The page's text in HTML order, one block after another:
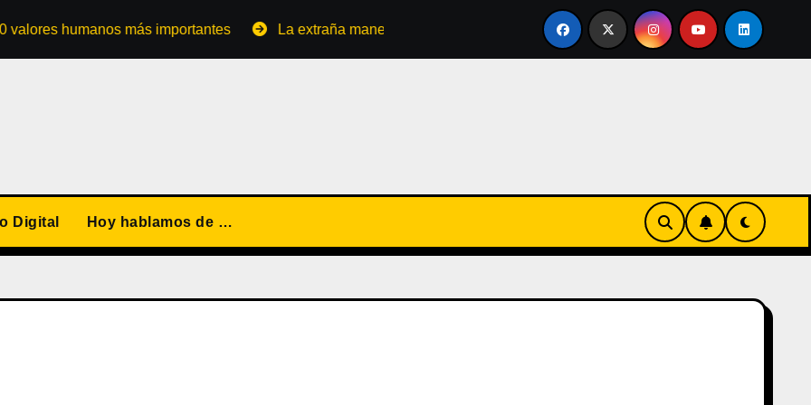
humanos más importantes La extraña manera de convertirse en familia El primer tour de la India Chiquitina
Digital Hoy hablamos de …